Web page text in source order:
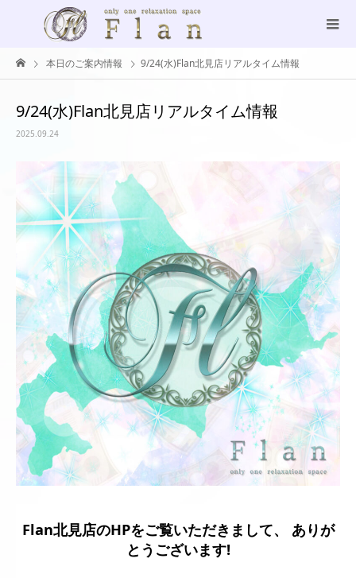
本日のご案内情報 9/24(水)Flan北見店リアルタイム情報
9/24(水)Flan北見店リアルタイム情報
2025.09.24
Flan北見店のHPをご覧いただきまして、 ありが
とうございます!